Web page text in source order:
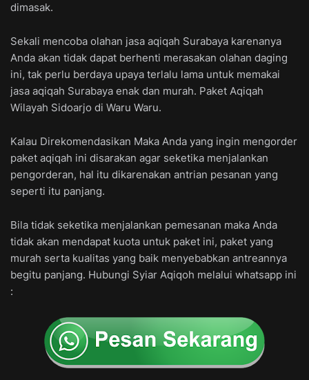
dimasak.
Sekali mencoba olahan jasa aqiqah Surabaya karenanya
Anda akan tidak dapat berhenti merasakan olahan daging
ini, tak perlu berdaya upaya terlalu lama untuk memakai
jasa aqiqah Surabaya enak dan murah. Paket Aqiqah
Wilayah Sidoarjo di Waru Waru.
Kalau Direkomendasikan Maka Anda yang ingin mengorder
paket aqiqah ini disarakan agar seketika menjalankan
pengorderan, hal itu dikarenakan antrian pesanan yang
seperti itu panjang.
Bila tidak seketika menjalankan pemesanan maka Anda
tidak akan mendapat kuota untuk paket ini, paket yang
murah serta kualitas yang baik menyebabkan antreannya
begitu panjang. Hubungi Syiar Aqiqoh melalui whatsapp ini
: